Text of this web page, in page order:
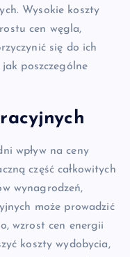
Wysokie koszty
cen węgla,
się do ich
poszczególne
wpływ na ceny
część całkowitych
wynagrodzeń,
może prowadzić
wzrost cen energii
koszty wydobycia,